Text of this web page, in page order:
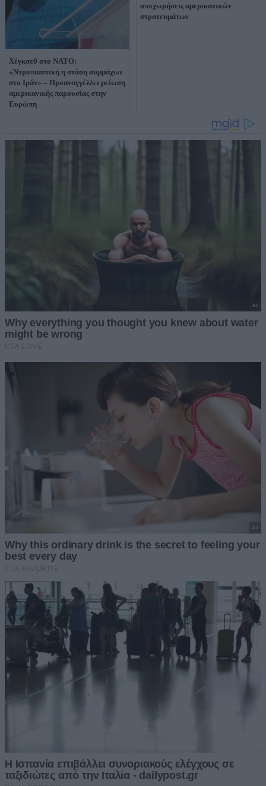
Χέγκσεθ στο ΝΑΤΟ:
«Ντροπιαστική η στάση συμμάχων
στο Ιράν» – Προαναγγέλλει μείωση
αμερικανικής παρουσίας στην
Ευρώπη
αποχωρήσεις αμερικανικών
στρατευμάτων